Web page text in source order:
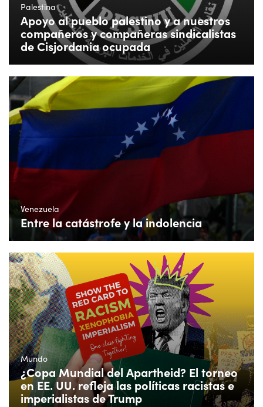
Palestina
Apoyo al pueblo palestino y a nuestros
compañeros y compañeras sindicalistas
de Cisjordania ocupada
Venezuela
Entre la catástrofe y la indolencia
Mundo
¿Copa Mundial del Apartheid? El torneo
en EE. UU. refleja las políticas racistas e
imperialistas de Trump